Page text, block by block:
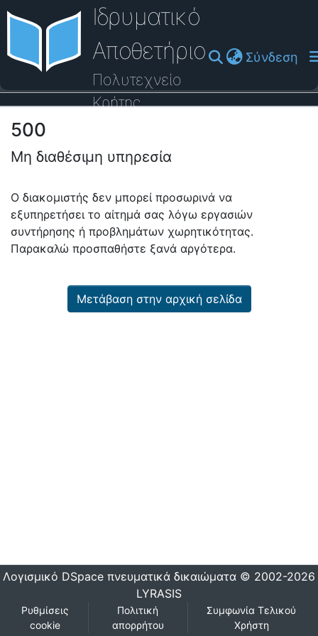
Ιδρυματικό
Αποθετήριο
Πολυτεχνείο
Κρήτης
Σύνδεση
Οδηγός Βοήθειας
500
Μη διαθέσιμη υπηρεσία
Ο διακομιστής δεν μπορεί προσωρινά να
εξυπηρετήσει το αίτημά σας λόγω εργασιών
συντήρησης ή προβλημάτων χωρητικότητας.
Παρακαλώ προσπαθήστε ξανά αργότερα.
Μετάβαση στην αρχική σελίδα
Λογισμικό DSpace πνευματικά δικαιώματα © 2002-2026
LYRASIS
Ρυθμίσεις
cookie
Πολιτική
απορρήτου
Συμφωνία Τελικού
Χρήστη